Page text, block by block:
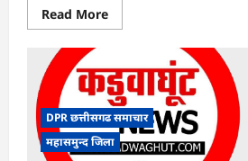
Read MoreRead
more
:
आपदा
प्रबंधन
संबंधी
राज्य
स्तरीय
मॉक
एक्सरसाइज
DPR छत्तीसगढ समाचार
महासमुन्द जिला